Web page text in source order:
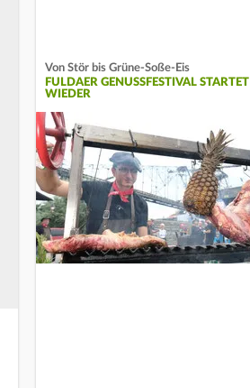
Von Stör bis Grüne-Soße-Eis
FULDAER GENUSSFESTIVAL STARTET
WIEDER